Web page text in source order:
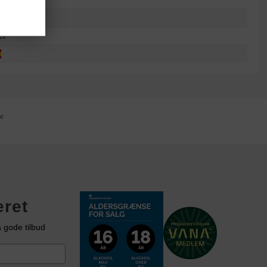
gode tilbud